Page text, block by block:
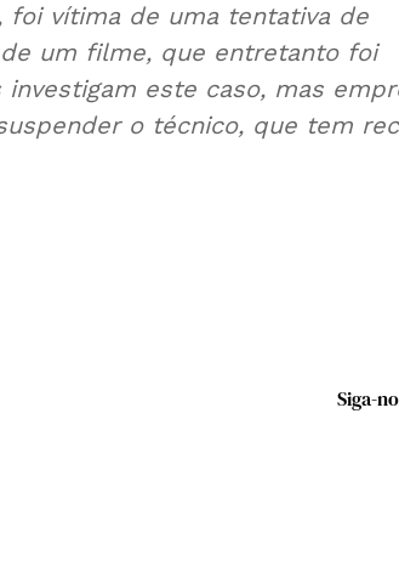
foi vítima de uma tentativa de
um filme, que entretanto foi
este caso, mas
o técnico, que tem
Siga-